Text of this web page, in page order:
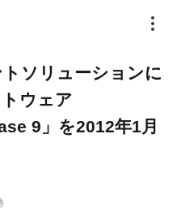
ソリューションに
ウェア
9」を2012年1月